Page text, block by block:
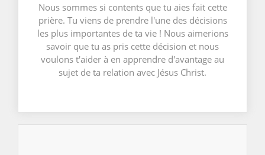
Nous sommes si contents que tu aies fait cette
prière. Tu viens de prendre l'une des décisions
les plus importantes de ta vie ! Nous aimerions
savoir que tu as pris cette décision et nous
voulons t'aider à en apprendre d'avantage au
sujet de ta relation avec Jésus Christ.